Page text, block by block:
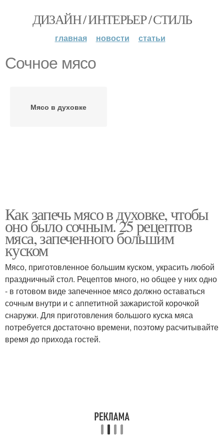
ДИЗАЙН / ИНТЕРЬЕР / СТИЛЬ
главная новости статьи
Сочное мясо
Мясо в духовке
Как запечь мясо в духовке, чтобы
оно было сочным. 25 рецептов
мяса, запеченного большим
куском
Мясо, приготовленное большим куском, украсить любой
праздничный стол. Рецептов много, но общее у них одно
- в готовом виде запеченное мясо должно оставаться
сочным внутри и с аппетитной зажаристой корочкой
снаружи. Для приготовления большого куска мяса
потребуется достаточно времени, поэтому расчитывайте
время до прихода гостей.